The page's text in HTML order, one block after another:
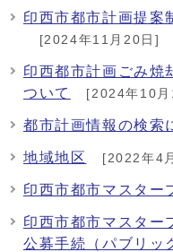
印西市都市計画提案
[2024年11月20日]
印西都市計画ごみ焼
ついて
[2024年10月
都市計画情報の検索
地域地区 [2022年4
印西市都市マスター
印西市都市マスター
公募手続（パブリッ